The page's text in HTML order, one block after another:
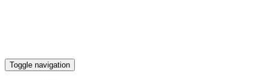
Toggle navigation